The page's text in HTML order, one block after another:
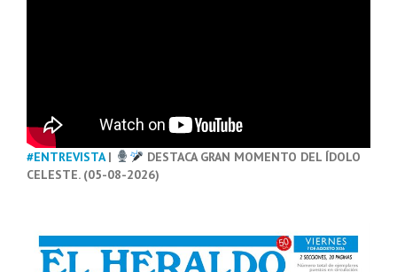
#ENTREVISTA|
DESTACA GRAN MOMENTO DEL ÍDOLO
CELESTE. (05-08-2026)